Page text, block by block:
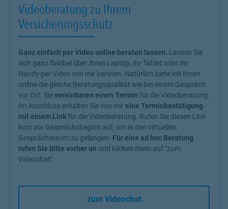
Videoberatung zu Ihrem
Versicherungsschutz
Ganz einfach per Video online beraten lassen. Lassen Sie
sich ganz flexibel über Ihren Laptop, Ihr Tablet oder Ihr
Handy per Video von mir beraten. Natürlich biete ich Ihnen
online die gleiche Beratungsqualität wie bei einem Gespräch
vor Ort. Sievereinbaren einen Termin für die Videoberatung.
Im Anschluss erhalten Sie von mireine Terminbestätigung
mit einem Linkfür die Videoberatung. Rufen Sie diesen Link
kurz vor Gesprächsbeginn auf, um in den virtuellen
Gesprächsraum zu gelangen. Für eine ad hoc Beratung
rufen Sie bitte vorher an und klicken dann auf "zum
Videochat".
zum Videochat